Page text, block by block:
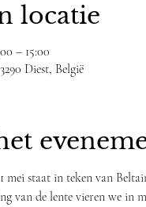
locatie
– 15:00
Diest, België
mei staat in teken van
van de lente vieren we in